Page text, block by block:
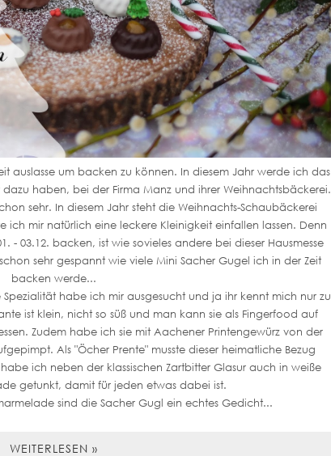
auslasse um backen zu können. In diesem Jahr werde ich das
haben, bei der Firma Manz und ihrer Weihnachtsbäckerei.
sehr. In diesem Jahr steht die Weihnachts-Schaubäckerei
ich mir natürlich eine leckere Kleinigkeit einfallen lassen. Denn
- 03.12. backen, ist wie sovieles andere bei dieser Hausmesse
sehr gespannt wie viele Mini Sacher Gugel ich in der Zeit
backen werde...
Spezialität habe ich mir ausgesucht und ja ihr kennt mich nur zu
ist klein, nicht so süß und man kann sie als Fingerfood auf
Zudem habe ich sie mit Aachener Printengewürz von der
Als "Öcher Prente" musste dieser heimatliche Bezug
ich neben der klassischen Zartbitter Glasur auch in weiße
getunkt, damit für jeden etwas dabei ist.
sind die Sacher Gugl ein echtes Gedicht...
WEITERLESEN »